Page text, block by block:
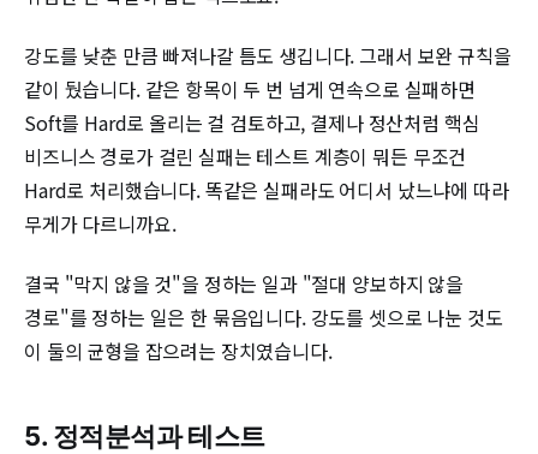
강도를 낮춘 만큼 빠져나갈 틈도 생깁니다. 그래서 보완 규칙을
같이 뒀습니다. 같은 항목이 두 번 넘게 연속으로 실패하면
Soft를 Hard로 올리는 걸 검토하고, 결제나 정산처럼 핵심
비즈니스 경로가 걸린 실패는 테스트 계층이 뭐든 무조건
Hard로 처리했습니다. 똑같은 실패라도 어디서 났느냐에 따라
무게가 다르니까요.
결국 "막지 않을 것"을 정하는 일과 "절대 양보하지 않을
경로"를 정하는 일은 한 묶음입니다. 강도를 셋으로 나눈 것도
이 둘의 균형을 잡으려는 장치였습니다.
5. 정적분석과 테스트